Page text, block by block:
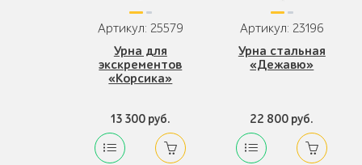
Артикул: 25579
Урна для
экскрементов
«Корсика»
13 300 руб.
Артикул: 23196
Урна стальная
«Дежавю»
22 800 руб.